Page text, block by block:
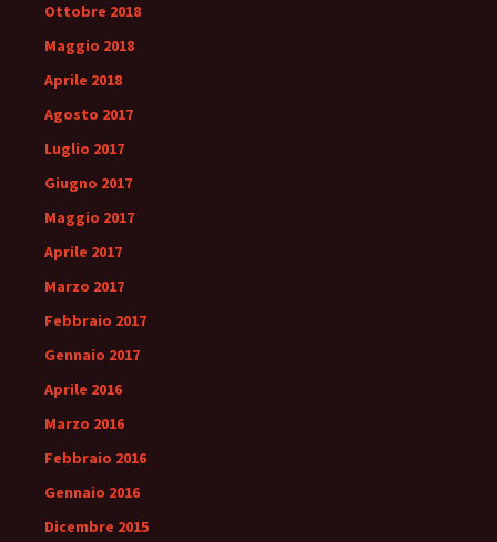
Ottobre 2018
Maggio 2018
Aprile 2018
Agosto 2017
Luglio 2017
Giugno 2017
Maggio 2017
Aprile 2017
Marzo 2017
Febbraio 2017
Gennaio 2017
Aprile 2016
Marzo 2016
Febbraio 2016
Gennaio 2016
Dicembre 2015